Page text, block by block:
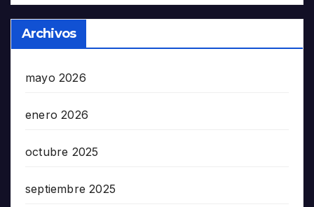
Archivos
mayo 2026
enero 2026
octubre 2025
septiembre 2025